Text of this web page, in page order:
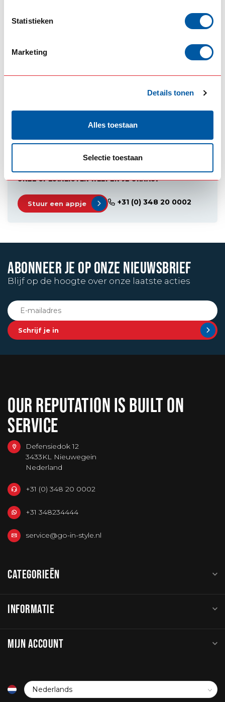
Statistieken
Marketing
Details tonen
Alles toestaan
Selectie toestaan
Lazer Lazer elite(1)
Lazer lamps(7) Lazer verstraler(1) sentinel(1)
sentinel chrome(1)
HULP NODIG BIJ HET MAKEN VAN DE JUISTE KEUZE?
ONZE SPECIALISTEN HELPEN JE GRAAG!
Stuur een appje +31 (0) 348 20 0002
ABONNEER JE OP ONZE NIEUWSBRIEF
Blijf op de hoogte over onze laatste acties
Schrijf je in
OUR REPUTATION IS BUILT ON
SERVICE
Defensiedok 12
3433KL Nieuwegein
Nederland
+31 (0) 348 20 0002
+31 348234444
service@go-in-style.nl
CATEGORIEËN
INFORMATIE
MIJN ACCOUNT